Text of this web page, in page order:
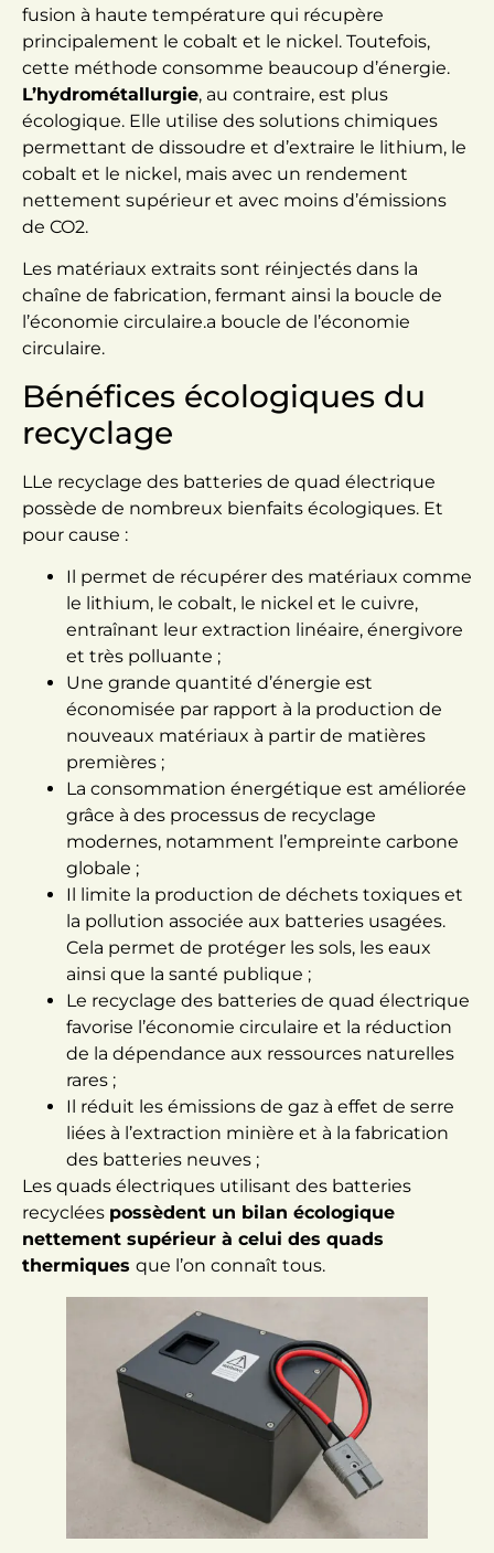
fusion à haute température qui récupère
principalement le cobalt et le nickel. Toutefois,
cette méthode consomme beaucoup d’énergie.
L’hydrométallurgie, au contraire, est plus
écologique. Elle utilise des solutions chimiques
permettant de dissoudre et d’extraire le lithium, le
cobalt et le nickel, mais avec un rendement
nettement supérieur et avec moins d’émissions
de CO2.
Les matériaux extraits sont réinjectés dans la
chaîne de fabrication, fermant ainsi la boucle de
l’économie circulaire.a boucle de l’économie
circulaire.
Bénéfices écologiques du
recyclage
LLe recyclage des batteries de quad électrique
possède de nombreux bienfaits écologiques. Et
pour cause :
Il permet de récupérer des matériaux comme
le lithium, le cobalt, le nickel et le cuivre,
entraînant leur extraction linéaire, énergivore
et très polluante ;
Une grande quantité d’énergie est
économisée par rapport à la production de
nouveaux matériaux à partir de matières
premières ;
La consommation énergétique est améliorée
grâce à des processus de recyclage
modernes, notamment l’empreinte carbone
globale ;
Il limite la production de déchets toxiques et
la pollution associée aux batteries usagées.
Cela permet de protéger les sols, les eaux
ainsi que la santé publique ;
Le recyclage des batteries de quad électrique
favorise l’économie circulaire et la réduction
de la dépendance aux ressources naturelles
rares ;
Il réduit les émissions de gaz à effet de serre
liées à l’extraction minière et à la fabrication
des batteries neuves ;
Les quads électriques utilisant des batteries
recyclées possèdent un bilan écologique
nettement supérieur à celui des quads
thermiques que l’on connaît tous.